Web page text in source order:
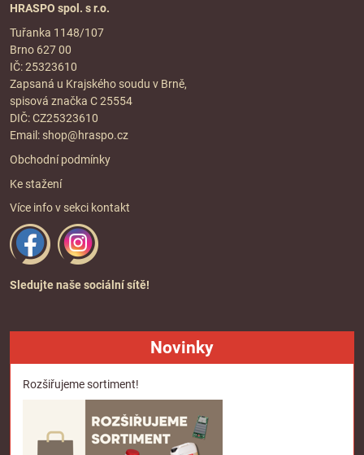
HRASPO spol. s r.o.
Tuřanka 1148/107
Brno 627 00
IČ: 25323610
Zapsaná u Krajského soudu v Brně,
spisová značka C 25554
DIČ: CZ25323610
Email: shop@hraspo.cz
Obchodní podmínky
Ke stažení
Více info v sekci kontakt
Sledujte naše sociální sítě!
Novinky
Rozšiřujeme sortiment!